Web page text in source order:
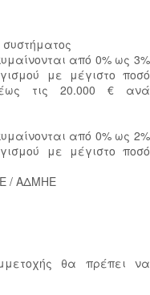
από 0% ως 3%
με μέγιστο ποσό
τις 20.000 € ανά
από 0% ως 2%
με μέγιστο ποσό
/ ΑΔΜΗΕ
θα πρέπει να